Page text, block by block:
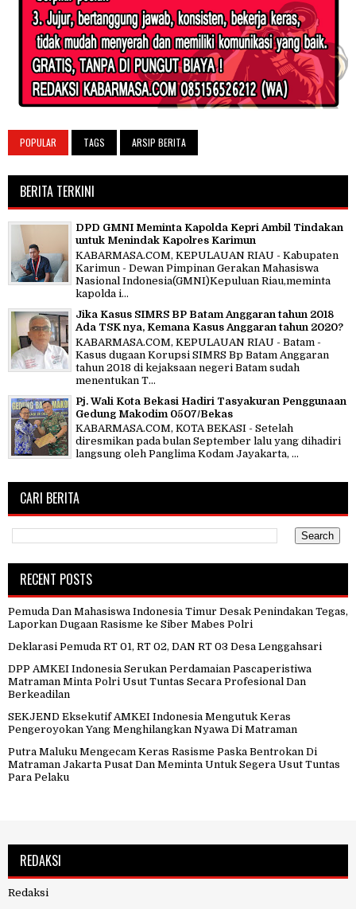
POPULAR TAGS ARSIP BERITA
BERITA TERKINI
DPD GMNI Meminta Kapolda Kepri Ambil Tindakan
untuk Menindak Kapolres Karimun
KABARMASA.COM, KEPULAUAN RIAU - Kabupaten
Karimun - Dewan Pimpinan Gerakan Mahasiswa
Nasional Indonesia(GMNI)Kepuluan Riau,meminta
kapolda i...
Jika Kasus SIMRS BP Batam Anggaran tahun 2018
Ada TSK nya, Kemana Kasus Anggaran tahun 2020?
KABARMASA.COM, KEPULAUAN RIAU - Batam -
Kasus dugaan Korupsi SIMRS Bp Batam Anggaran
tahun 2018 di kejaksaan negeri Batam sudah
menentukan T...
Pj. Wali Kota Bekasi Hadiri Tasyakuran Penggunaan
Gedung Makodim 0507/Bekas
KABARMASA.COM, KOTA BEKASI - Setelah
diresmikan pada bulan September lalu yang dihadiri
langsung oleh Panglima Kodam Jayakarta, ...
CARI BERITA
RECENT POSTS
Pemuda Dan Mahasiswa Indonesia Timur Desak Penindakan Tegas,
Laporkan Dugaan Rasisme ke Siber Mabes Polri
Deklarasi Pemuda RT 01, RT 02, DAN RT 03 Desa Lenggahsari
DPP AMKEI Indonesia Serukan Perdamaian Pascaperistiwa
Matraman Minta Polri Usut Tuntas Secara Profesional Dan
Berkeadilan
SEKJEND Eksekutif AMKEI Indonesia Mengutuk Keras
Pengeroyokan Yang Menghilangkan Nyawa Di Matraman
Putra Maluku Mengecam Keras Rasisme Paska Bentrokan Di
Matraman Jakarta Pusat Dan Meminta Untuk Segera Usut Tuntas
Para Pelaku
REDAKSI
Redaksi